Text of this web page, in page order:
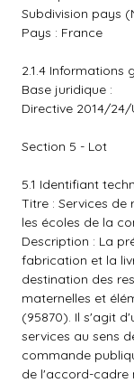
Subdivision pays
Pays : France
2.1.4 Informations
Base juridique :
Directive 2014/24/
Section 5 - Lot
5.1 Identifiant
Titre : Services
les écoles de la
Description : La
fabrication et la
destination des
maternelles et
(95870). Il s'agit
services au sens
commande
de l'accord-cadre